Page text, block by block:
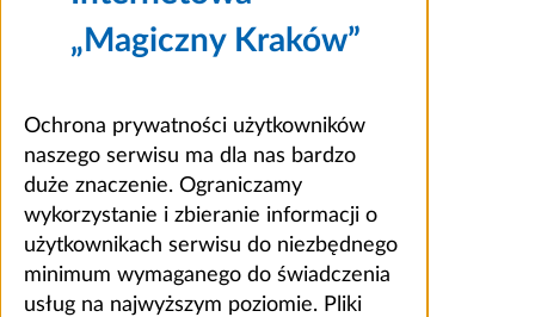
„Magiczny Kraków”
Ochrona prywatności użytkowników
naszego serwisu ma dla nas bardzo
duże znaczenie. Ograniczamy
wykorzystanie i zbieranie informacji o
użytkownikach serwisu do niezbędnego
minimum wymaganego do świadczenia
usług na najwyższym poziomie. Pliki